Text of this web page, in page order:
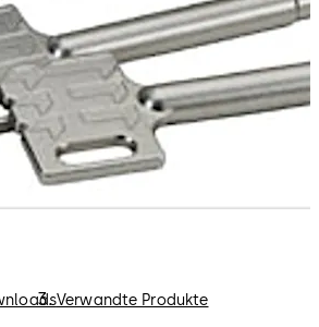
Verwandte Produkte